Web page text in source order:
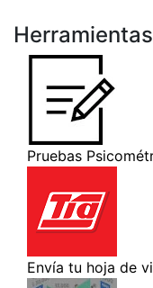
Herramientas